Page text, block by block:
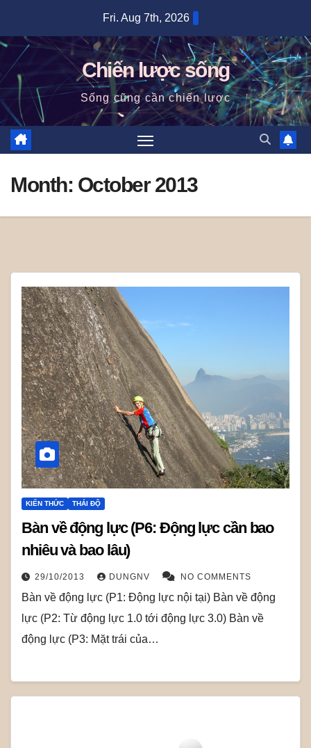
content
Fri. Aug 7th, 2026
Chiến lược sống
Sống cũng cần chiến lược
Month: October 2013
KIẾN THỨC THÁI ĐỘ
Bàn về động lực (P6: Động lực cần bao
nhiêu và bao lâu)
29/10/2013 DUNGNV NO COMMENTS
Bàn về động lực (P1: Động lực nội tại) Bàn về động
lực (P2: Từ động lực 1.0 tới động lực 3.0) Bàn về
động lực (P3: Mặt trái của…